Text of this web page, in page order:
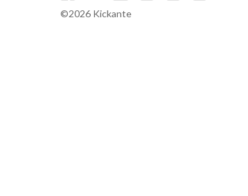
©2026 Kickante